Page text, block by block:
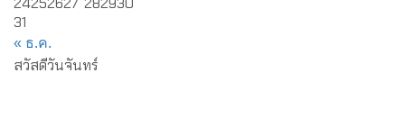
31
« ธ.ค.
สวัสดีวันจันทร์